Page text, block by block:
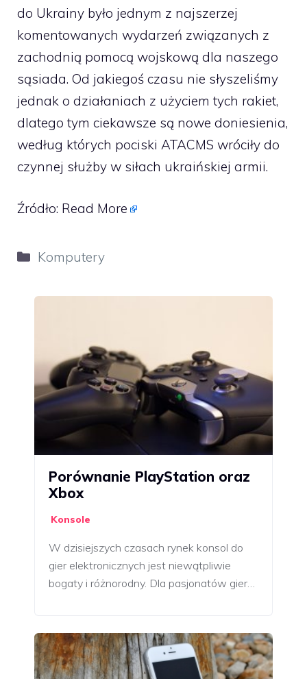
do Ukrainy było jednym z najszerzej
komentowanych wydarzeń związanych z
zachodnią pomocą wojskową dla naszego
sąsiada. Od jakiegoś czasu nie słyszeliśmy
jednak o działaniach z użyciem tych rakiet,
dlatego tym ciekawsze są nowe doniesienia,
według których pociski ATACMS wróciły do
czynnej służby w siłach ukraińskiej armii.
Źródło: Read More
Kategorie
Komputery
Porównanie PlayStation oraz
Xbox
Konsole
W dzisiejszych czasach rynek konsol do
gier elektronicznych jest niewątpliwie
bogaty i różnorodny. Dla pasjonatów gier…